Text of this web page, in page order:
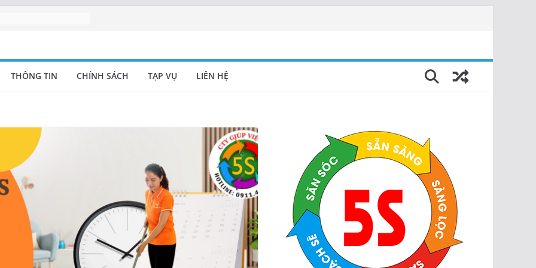
Nghệ An uy tín |
Nghệ An | Cung cấp
THÔNG TIN CHÍNH SÁCH TẠP VỤ LIÊN HỆ